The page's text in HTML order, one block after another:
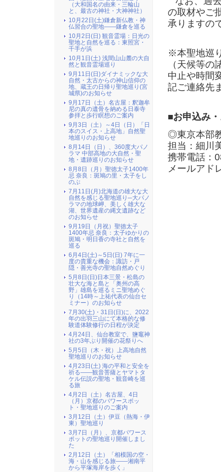
の取材やご
承りますの
※本聖地巡
（天候等
中止や時間
記ご連絡先
■お申込み
◎東京本部
担当：細川
携帯電話：
メールアド
（大和国名の由来・三輪山
と、最古の神社・大神神社）
10月22日(土)鎌倉新仏教・神
仏習合の聖地――鎌倉を巡る
10月2日(日) 観音霊場：日光の
聖地と自然を巡る：東照宮・
千手が浜
10月1日(土) 浅間山山麓の大自
然と観音霊場巡り
9月11日(日)ダイナミックな大
自然・太古からの神山信仰の
地、蔵王の日帰り聖地巡り(宮
城県)のお知らせ
9月17日（土）名古屋：釈迦牟
尼の真の遺骨を納める日泰寺
参拝と歩行瞑想のご案内
9月3日（土）～4日（日）「日
本のスイス・上高地」自然聖
地巡りのお知らせ
8月14日（日）、360度大パノ
ラマ 中部高地の大自然・聖
地・遺跡巡りのお知らせ
8月8日（月）聖徳太子1400年
忌 奈良：斑鳩の里・太子をし
のぶ
7月11日(月)北海道の雄大な大
自然を感じる聖地巡り─大パノ
ラマの地球岬、美しく雄大な
湖、世界遺産の縄文遺跡など
のお知らせ
9月19日（月祝）聖徳太子
1400年忌 奈良：太子ゆかりの
斑鳩・明日香の寺社と自然を
巡る
6月4日(土)～5日(日) 7年に一
度の貴重な機会：諏訪・戸
隠・善光寺の聖地自然めぐり
5月8日(日)日本三景・松島の
壮大な海と島と「奥州の高
野」雄島を巡るミニ聖地めぐ
り（14時～上祐代表の仙台セ
ミナー）のお知らせ
7月30(土)・31日(日)に、2022
年の出羽三山にて本格的な修
験道体験修行の日程が決定
4月24日、仙台教室で、鹽竈神
社の3年ぶり開催の花祭りへ
5月5日（木・祝）上高地自然
聖地巡りのお知らせ
4月23日(土) 海の平和と安全を
祈る――観音菩薩とヤマトタ
ケル伝説の聖地・観音崎を巡
る旅
4月2日（土）名古屋、4日
（月）京都のパワースポッ
ト・聖地巡りのご案内
3月12日（土）伊豆（熱海・伊
東）聖地巡り
3月7日（月）、京都パワース
ポットの聖地巡り開催しまし
た
2月12日（土）「相模国の空・
海・山を感じる旅――湘南平
から平塚海岸を歩く」